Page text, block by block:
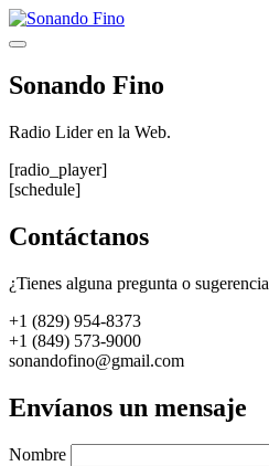
Saltar
al
Menú
Sonando Fino
Radio Lider en la Web.
[radio_player]
[schedule]
Contáctanos
¿Tienes alguna pregunta o
+1 (829) 954-8373
+1 (849) 573-9000
sonandofino@gmail.com
Envíanos un mensaje
Nombre